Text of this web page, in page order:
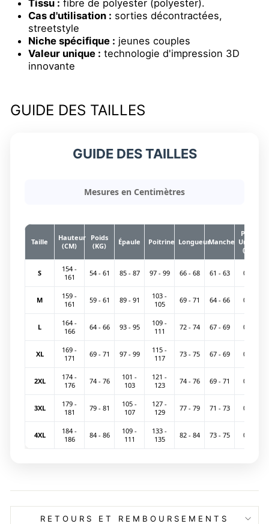
Tissu : fibre de polyester (polyester).
Cas d'utilisation : sorties décontractées,
streetstyle
Niche spécifique : jeunes couples
Valeur unique : technologie d'impression 3D
innovante
GUIDE DES TAILLES
GUIDE DES TAILLES
Mesures en Centimètres
Taille
Hauteur
(CM)
Poids
(KG)
Épaule Poitrine LongueurManche
Poids
Unitaire
(KG)
S
154 -
161
54 - 61 85 - 87 97 - 99 66 - 68 61 - 63 0.20
M
159 -
161
59 - 61 89 - 91
103 -
105
69 - 71 64 - 66 0.22
L
164 -
166
64 - 66 93 - 95
109 -
111
72 - 74 67 - 69 0.24
XL
169 -
171
69 - 71 97 - 99
115 -
117
73 - 75 67 - 69 0.26
2XL
174 -
176
74 - 76
101 -
103
121 -
123
74 - 76 69 - 71 0.28
3XL
179 -
181
79 - 81
105 -
107
127 -
129
77 - 79 71 - 73 0.30
4XL
184 -
186
84 - 86
109 -
111
133 -
135
82 - 84 73 - 75 0.32
RETOURS ET REMBOURSEMENTS